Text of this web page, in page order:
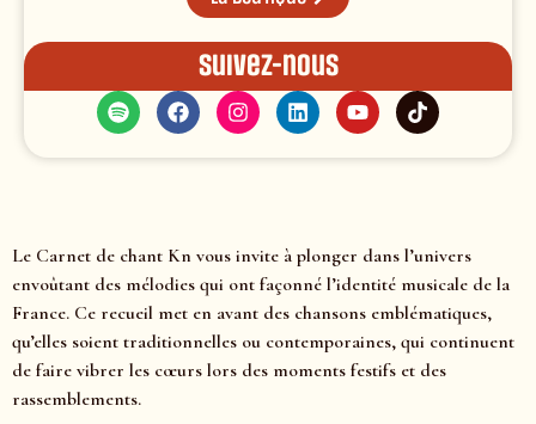
Suivez-nous
Le Carnet de chant Kn vous invite à plonger dans l’univers
envoûtant des mélodies qui ont façonné l’identité musicale de la
France. Ce recueil met en avant des chansons emblématiques,
qu’elles soient traditionnelles ou contemporaines, qui continuent
de faire vibrer les cœurs lors des moments festifs et des
rassemblements.